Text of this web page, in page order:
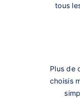
tous
Plus de
choisis